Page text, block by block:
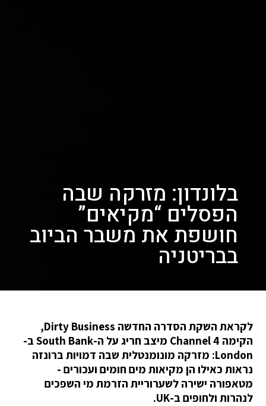
בלונדון: מזרקה שבה
הפסלים “מקיאים”
חושפת את משבר הביוב
בבריטניה
לקראת השקת הסדרה החדשה Dirty Business,
הקימה Channel 4 מיצב חריג על ה-South Bank ב-
London: מזרקה מונומנטלית שבה דמויות ברונזה
נראות כאילו הן מקיאות מים חומים ועכורים -
מטאפורה ישירה לשערוריית הזרמת מי השפכים
לנהרות ולחופים ב-UK.